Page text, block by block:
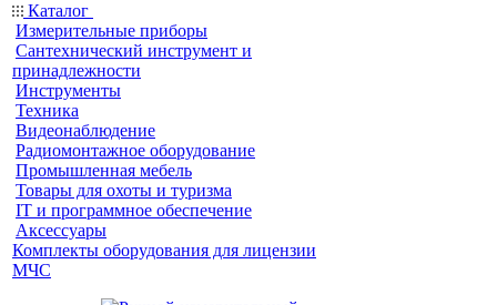
Каталог
Измерительные приборы
Сантехнический инструмент и
принадлежности
Инструменты
Техника
Видеонаблюдение
Радиомонтажное оборудование
Промышленная мебель
Товары для охоты и туризма
IT и программное обеспечение
Аксессуары
Комплекты оборудования для лицензии
МЧС